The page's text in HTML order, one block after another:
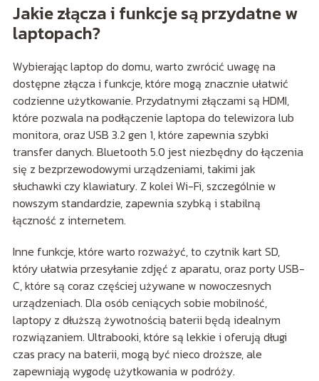
Jakie złącza i funkcje są przydatne w
laptopach?
Wybierając laptop do domu, warto zwrócić uwagę na
dostępne złącza i funkcje, które mogą znacznie ułatwić
codzienne użytkowanie. Przydatnymi złączami są HDMI,
które pozwala na podłączenie laptopa do telewizora lub
monitora, oraz USB 3.2 gen 1, które zapewnia szybki
transfer danych. Bluetooth 5.0 jest niezbędny do łączenia
się z bezprzewodowymi urządzeniami, takimi jak
słuchawki czy klawiatury. Z kolei Wi-Fi, szczególnie w
nowszym standardzie, zapewnia szybką i stabilną
łączność z internetem.
Inne funkcje, które warto rozważyć, to czytnik kart SD,
który ułatwia przesyłanie zdjęć z aparatu, oraz porty USB-
C, które są coraz częściej używane w nowoczesnych
urządzeniach. Dla osób ceniących sobie mobilność,
laptopy z dłuższą żywotnością baterii będą idealnym
rozwiązaniem. Ultrabooki, które są lekkie i oferują długi
czas pracy na baterii, mogą być nieco droższe, ale
zapewniają wygodę użytkowania w podróży.